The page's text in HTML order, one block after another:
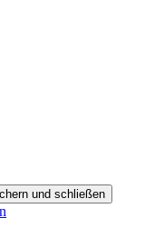
und schließen